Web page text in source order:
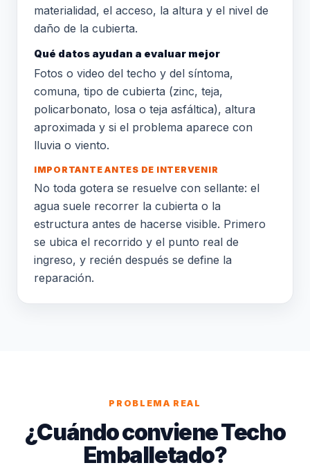
materialidad, el acceso, la altura y el nivel de
daño de la cubierta.
Qué datos ayudan a evaluar mejor
Fotos o video del techo y del síntoma,
comuna, tipo de cubierta (zinc, teja,
policarbonato, losa o teja asfáltica), altura
aproximada y si el problema aparece con
lluvia o viento.
IMPORTANTE ANTES DE INTERVENIR
No toda gotera se resuelve con sellante: el
agua suele recorrer la cubierta o la
estructura antes de hacerse visible. Primero
se ubica el recorrido y el punto real de
ingreso, y recién después se define la
reparación.
PROBLEMA REAL
¿Cuándo conviene Techo
Emballetado?